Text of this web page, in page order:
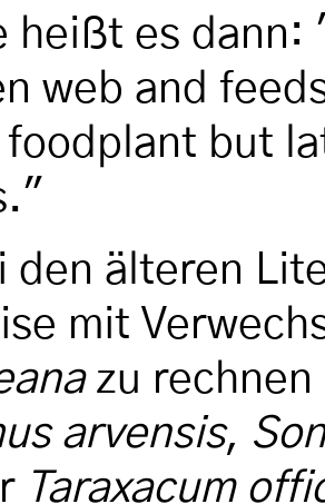
heißt es
web and
but
den älteren
mit
zu rechnen
arvensis,
Taraxacum